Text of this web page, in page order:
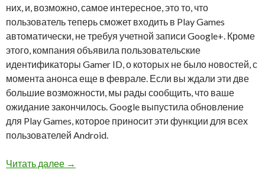
них, и, возможно, самое интересное, это то, что
пользователь теперь сможет входить в Play Games
автоматически, не требуя учетной записи Google+. Кроме
этого, компания объявила пользовательские
идентификаторы Gamer ID, о которых не было новостей, с
момента анонса еще в феврале. Если вы ждали эти две
большие возможности, мы рады сообщить, что ваше
ожидание закончилось. Google выпустила обновление
для Play Games, которое приносит эти функции для всех
пользователей Android.
Читать далее Новая версия Google Play Games позволит
→